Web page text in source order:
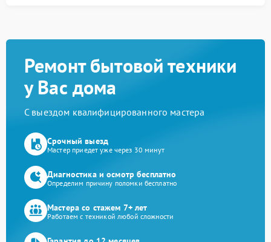
Ремонт бытовой техники
у Вас дома
С выездом квалифицированного мастера
Срочный выезд
Мастер приедет уже через 30 минут
Диагностика и осмотр бесплатно
Определим причину поломки бесплатно
Мастера со стажем 7+ лет
Работаем с техникой любой сложности